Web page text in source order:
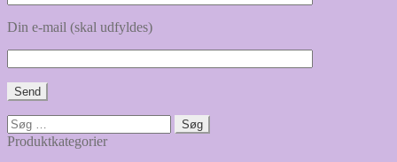
Din e-mail (skal udfyldes)
Søg
efter:
Produktkategorier